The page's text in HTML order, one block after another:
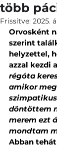
több
Frissítve: 2025.
Orvosként
szerint
helyzettel,
azzal kezdi
régóta
amikor
döntöttem
merem ezt
mondtam
Abban